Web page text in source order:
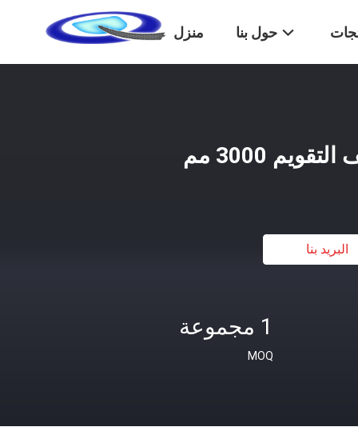
منزل حول بنا
3000 مم
البريد بنا
1 مجموعة
MOQ